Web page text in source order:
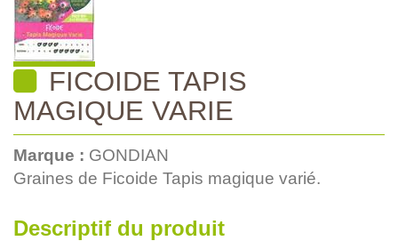
FICOIDE TAPIS
MAGIQUE VARIE
Marque : GONDIAN
Graines de Ficoide Tapis magique varié.
Descriptif du produit